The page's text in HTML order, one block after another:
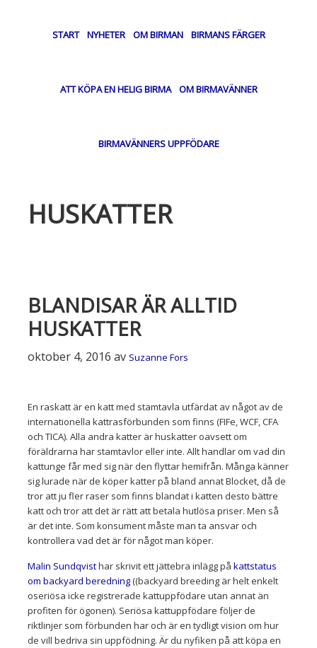
START NYHETER OM BIRMAN BIRMANS FÄRGER
ATT KÖPA EN HELIG BIRMA OM BIRMAVÄNNER
BIRMAVÄNNERS UPPFÖDARE
HUSKATTER
BLANDISAR ÄR ALLTID
HUSKATTER
oktober 4, 2016 av Suzanne Fors
En raskatt är en katt med stamtavla utfärdat av något av de
internationella kattrasförbunden som finns (FIFe, WCF, CFA
och TICA). Alla andra katter är huskatter oavsett om
föräldrarna har stamtavlor eller inte. Allt handlar om vad din
kattunge får med sig när den flyttar hemifrån. Många känner
sig lurade när de köper katter på bland annat Blocket, då de
tror att ju fler raser som finns blandat i katten desto bättre
katt och tror att det är rätt att betala hutlösa priser. Men så
är det inte. Som konsument måste man ta ansvar och
kontrollera vad det är för något man köper.
Malin Sundqvisthar skrivit ett jättebra inlägg på kattstatus
om backyard beredning((backyard breeding är helt enkelt
oseriösa icke registrerade kattuppfödare utan annat än
profiten för ögonen). Seriösa kattuppfödare följer de
riktlinjer som förbunden har och är en tydligt vision om hur
de vill bedriva sin uppfödning. Är du nyfiken på att köpa en